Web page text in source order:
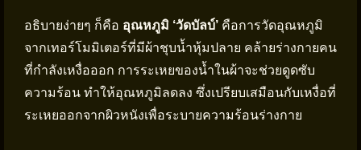
อธิบายง่ายๆ ก็คือ อุณหภูมิ ‘วัดบัลบ์’ คือการวัดอุณหภูมิ
จากเทอร์โมมิเตอร์ที่มีผ้าชุบน้ำหุ้มปลาย คล้ายร่างกายคน
ที่กำลังเหงื่อออก การระเหยของน้ำในผ้าจะช่วยดูดซับ
ความร้อน ทำให้อุณหภูมิลดลง ซึ่งเปรียบเสมือนกับเหงื่อที่
ระเหยออกจากผิวหนังเพื่อระบายความร้อนร่างกาย